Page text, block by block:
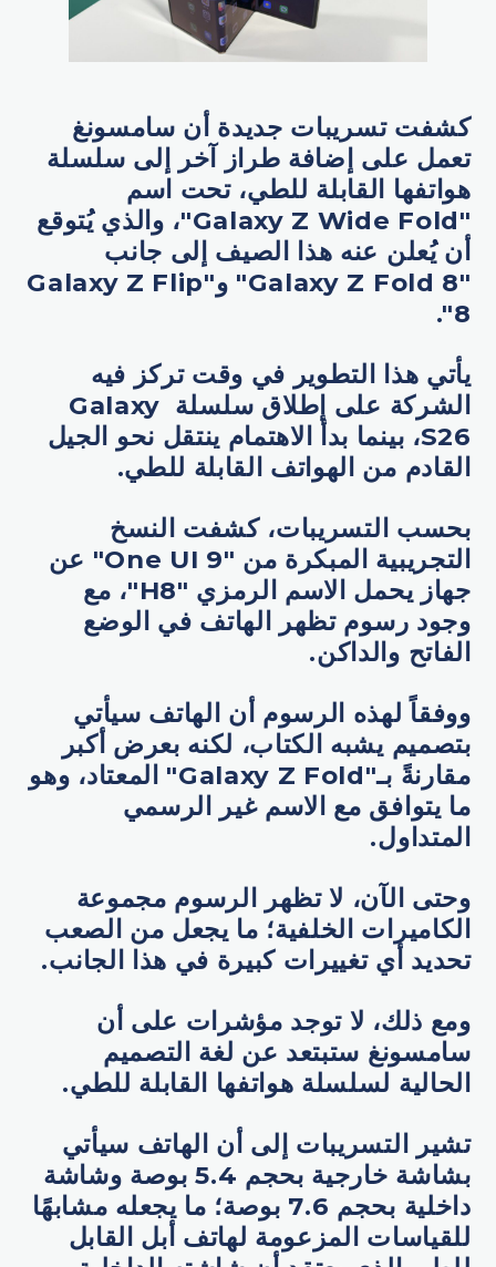
كشفت تسريبات جديدة أن سامسونغ
تعمل على إضافة طراز آخر إلى سلسلة
هواتفها القابلة للطي، تحت اسم
"Galaxy Z Wide Fold"، والذي يُتوقع
أن يُعلن عنه هذا الصيف إلى جانب
"Galaxy Z Fold 8" و"Galaxy Z Flip
8".
يأتي هذا التطوير في وقت تركز فيه
الشركة على إطلاق سلسلة Galaxy
S26، بينما بدأ الاهتمام ينتقل نحو الجيل
القادم من الهواتف القابلة للطي.
بحسب التسريبات، كشفت النسخ
التجريبية المبكرة من "One UI 9" عن
جهاز يحمل الاسم الرمزي "H8"، مع
وجود رسوم تظهر الهاتف في الوضع
الفاتح والداكن.
ووفقاً لهذه الرسوم أن الهاتف سيأتي
بتصميم يشبه الكتاب، لكنه بعرض أكبر
مقارنةً بـ"Galaxy Z Fold" المعتاد، وهو
ما يتوافق مع الاسم غير الرسمي
المتداول.
وحتى الآن، لا تظهر الرسوم مجموعة
الكاميرات الخلفية؛ ما يجعل من الصعب
تحديد أي تغييرات كبيرة في هذا الجانب.
ومع ذلك، لا توجد مؤشرات على أن
سامسونغ ستبتعد عن لغة التصميم
الحالية لسلسلة هواتفها القابلة للطي.
تشير التسريبات إلى أن الهاتف سيأتي
بشاشة خارجية بحجم 5.4 بوصة وشاشة
داخلية بحجم 7.6 بوصة؛ ما يجعله مشابهًا
للقياسات المزعومة لهاتف أبل القابل